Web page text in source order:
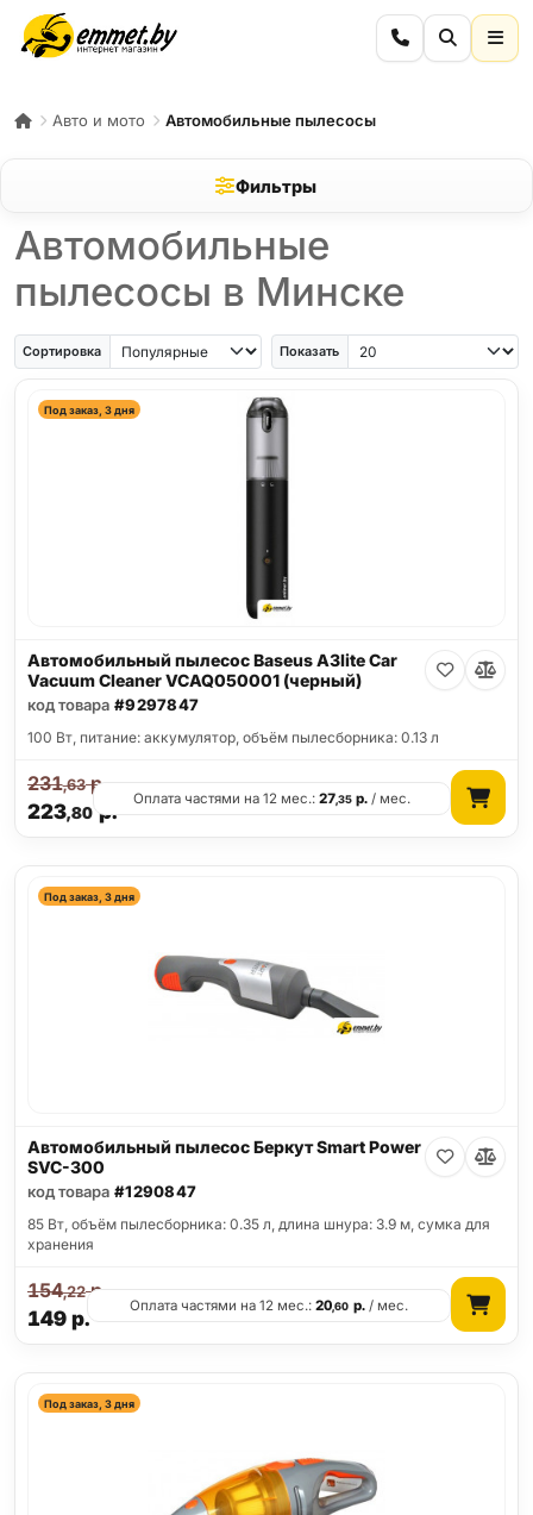
Авто и мото Автомобильные пылесосы
Фильтры
Автомобильные
пылесосы в Минске
Сортировка Показать
Под заказ, 3 дня
Автомобильный пылесос Baseus A3lite Car
Vacuum Cleaner VCAQ050001 (черный)
код товара #9297847
100 Вт, питание: аккумулятор, объём пылесборника: 0.13 л
223,80р.
231,63р.
Оплата частями на 12 мес.:27,35 р. / мес.
Под заказ, 3 дня
Автомобильный пылесос Беркут Smart Power
SVC-300
код товара #1290847
85 Вт, объём пылесборника: 0.35 л, длина шнура: 3.9 м, сумка для
хранения
149р.
154,22р.
Оплата частями на 12 мес.:20,60 р./ мес.
Под заказ, 3 дня